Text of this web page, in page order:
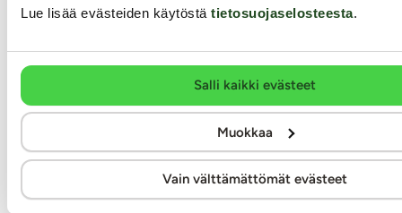
Lue lisää evästeiden käytöstä tietosuojaselosteesta.
Salli kaikki evästeet
Muokkaa
Vain välttämättömät evästeet
Fist It Kaalimato